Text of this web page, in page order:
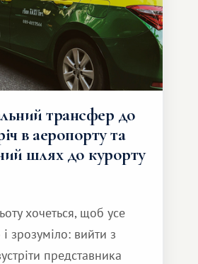
трансфер до
в аеропорту та
шлях до курорту
хочеться, щоб усе
зрозуміло: вийти з
представника